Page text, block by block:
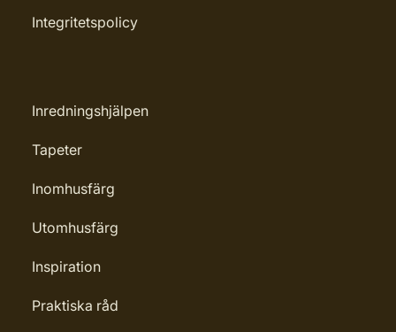
Integritetspolicy
Inredningshjälpen
Tapeter
Inomhusfärg
Utomhusfärg
Inspiration
Praktiska råd